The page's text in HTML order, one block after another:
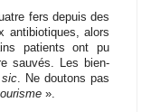
fers depuis des
antibiotiques, alors
patients ont pu
sauvés. Les bien-
sic . Ne doutons pas
».